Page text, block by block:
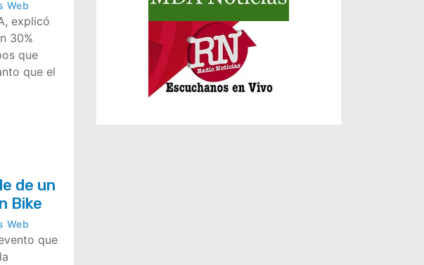
Web
explicó
30%
que
que el
de un
Bike
Web
que